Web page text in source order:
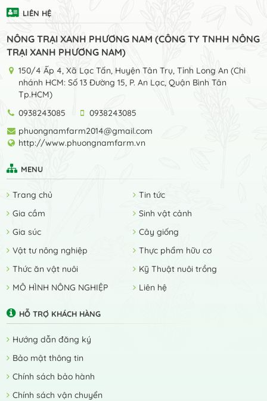
LIÊN HỆ
NÔNG TRẠI XANH PHƯƠNG NAM (CÔNG TY TNHH NÔNG
TRẠI XANH PHƯƠNG NAM)
150/4 Ấp 4, Xã Lạc Tấn, Huyện Tân Trụ, Tỉnh Long An (Chi
nhánh HCM: Số 13 Đường 15, P. An Lạc, Quận Bình Tân
Tp.HCM)
0938243085
0938243085
phuongnamfarm2014@gmail.com
http://www.phuongnamfarm.vn
MENU
Trang chủ
Tin tức
Gia cầm
Sinh vật cảnh
Gia súc
Cây giống
Vật tư nông nghiệp
Thực phẩm hữu cơ
Thức ăn vật nuôi
Kỹ Thuật nuôi trồng
MÔ HÌNH NÔNG NGHIỆP
Liên hệ
HỖ TRỢ KHÁCH HÀNG
Hướng dẫn đăng ký
Bảo mật thông tin
Chính sách bảo hành
Chính sách vận chuyển